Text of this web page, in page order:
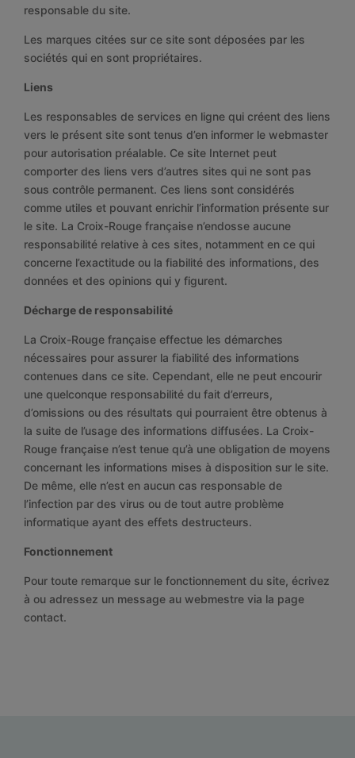
responsable du site.
Les marques citées sur ce site sont déposées par les
sociétés qui en sont propriétaires.
Liens
Les responsables de services en ligne qui créent des liens
vers le présent site sont tenus d’en informer le webmaster
pour autorisation préalable. Ce site Internet peut
comporter des liens vers d’autres sites qui ne sont pas
sous contrôle permanent. Ces liens sont considérés
comme utiles et pouvant enrichir l’information présente sur
le site. La Croix-Rouge française n’endosse aucune
responsabilité relative à ces sites, notamment en ce qui
concerne l’exactitude ou la fiabilité des informations, des
données et des opinions qui y figurent.
Décharge de responsabilité
La Croix-Rouge française effectue les démarches
nécessaires pour assurer la fiabilité des informations
contenues dans ce site. Cependant, elle ne peut encourir
une quelconque responsabilité du fait d’erreurs,
d’omissions ou des résultats qui pourraient être obtenus à
la suite de l’usage des informations diffusées. La Croix-
Rouge française n’est tenue qu’à une obligation de moyens
concernant les informations mises à disposition sur le site.
De même, elle n’est en aucun cas responsable de
l’infection par des virus ou de tout autre problème
informatique ayant des effets destructeurs.
Fonctionnement
Pour toute remarque sur le fonctionnement du site, écrivez
à ou adressez un message au webmestre via la page
contact.